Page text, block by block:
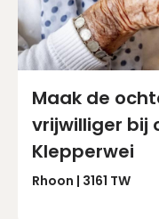
Maak de
vrijwilliger bij
Klepperwei
Rhoon | 3161 TW